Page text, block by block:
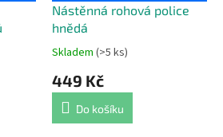
Nástěnná rohová police
hnědá
Průměrné
produktu
5,0
Skladem (>5 ks)
449 Kč
Do košíku